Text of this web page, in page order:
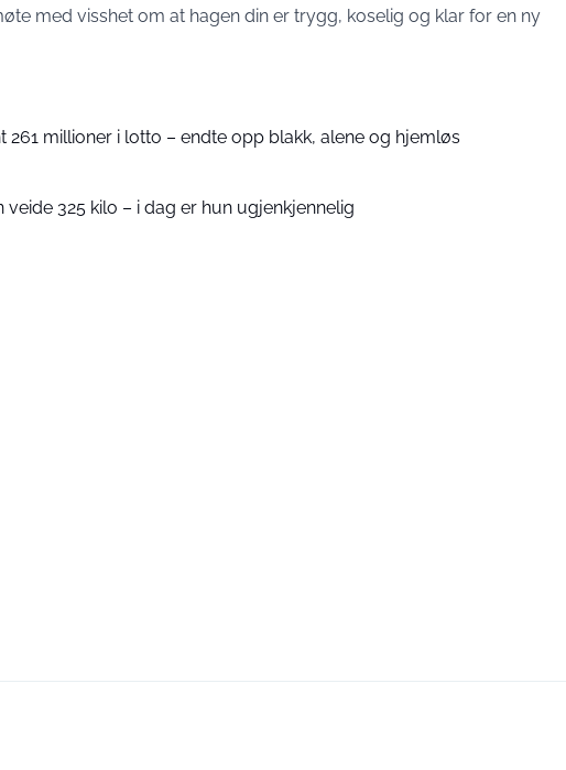
med visshet om at hagen din er trygg, koselig og klar for en ny
261 millioner i lotto – endte opp blakk, alene og hjemløs
veide 325 kilo – i dag er hun ugjenkjennelig